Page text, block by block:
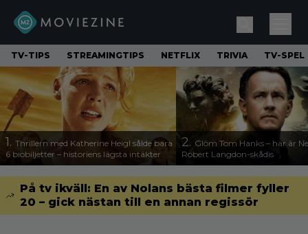
TV-TIPS STREAMINGTIPS NETFLIX TRIVIA TV-SPEL
1. Thrillern med Katherine Heigl sålde bara
6 biobiljetter – historiens lägsta intäkter
2. Glöm Tom Hanks – här är
Robert Langdon-skådis
På tv ikväll: En av Nolans bästa filmer fyller
20 – gick nästan till en annan regissör